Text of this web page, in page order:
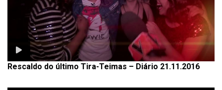
Rescaldo do último Tira-Teimas – Diário 21.11.2016